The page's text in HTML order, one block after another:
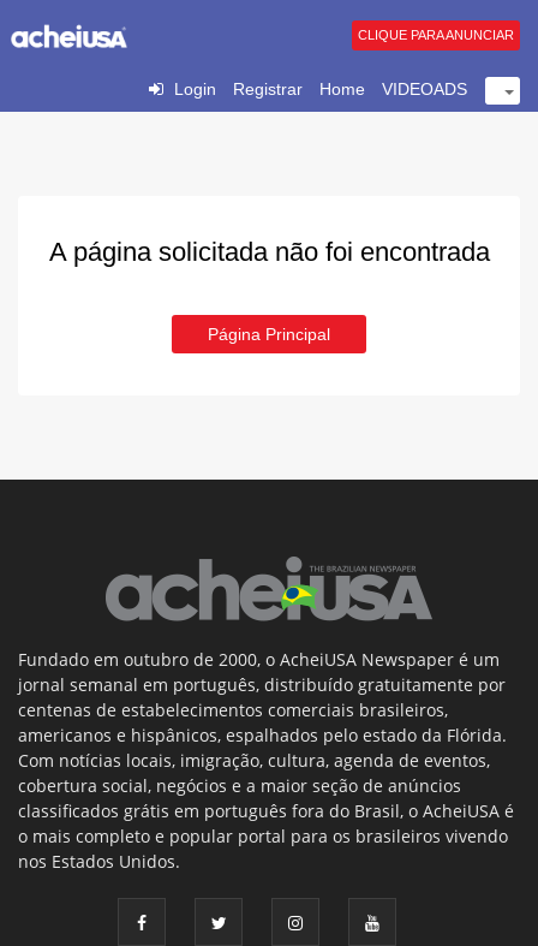
Login Registrar Home VIDEOADS
CLIQUE PARA ANUNCIAR
A página solicitada não foi encontrada
Página Principal
Fundado em outubro de 2000, o AcheiUSA Newspaper é um
jornal semanal em português, distribuído gratuitamente por
centenas de estabelecimentos comerciais brasileiros,
americanos e hispânicos, espalhados pelo estado da Flórida.
Com notícias locais, imigração, cultura, agenda de eventos,
cobertura social, negócios e a maior seção de anúncios
classificados grátis em português fora do Brasil, o AcheiUSA é
o mais completo e popular portal para os brasileiros vivendo
nos Estados Unidos.